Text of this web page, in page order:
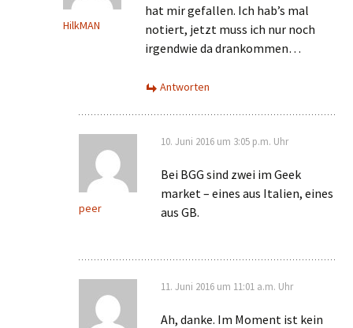
HilkMAN
hat mir gefallen. Ich hab’s mal
notiert, jetzt muss ich nur noch
irgendwie da drankommen…
Antworten
peer
10. Juni 2016 um 3:05 p.m. Uhr
Bei BGG sind zwei im Geek
market – eines aus Italien, eines
aus GB.
11. Juni 2016 um 11:01 a.m. Uhr
Ah, danke. Im Moment ist kein